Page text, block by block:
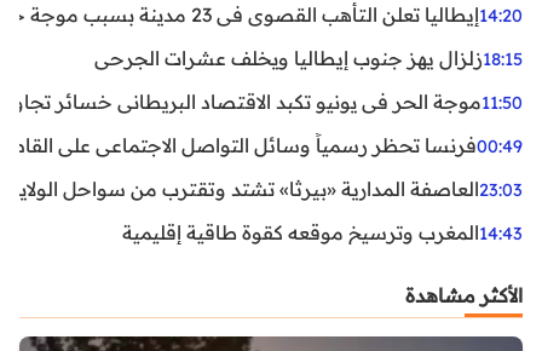
14:20إيطاليا تعلن التأهب القصوى في 23 مدينة بسبب موجة حر شديدة
18:15زلزال يهز جنوب إيطاليا ويخلف عشرات الجرحى
11:50موجة الحر في يونيو تكبد الاقتصاد البريطاني خسائر تجاوزت 1.5 مليار
00:49فرنسا تحظر رسمياً وسائل التواصل الاجتماعي على القاصرين
23:03العاصفة المدارية «بيرثا» تشتد وتقترب من سواحل
14:43المغرب وترسيخ موقعه كقوة طاقية إقليمية
الأكثر مشاهدة